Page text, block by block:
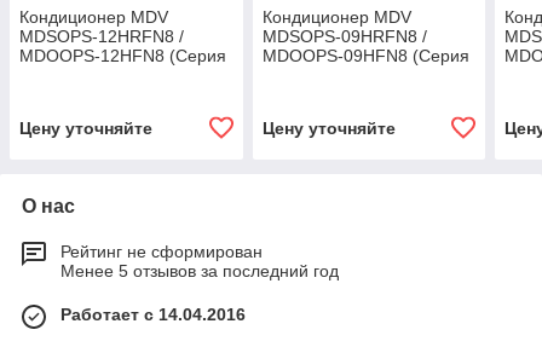
Кондиционер MDV
MDSOPS-12HRFN8 /
MDOOPS-12HFN8 (Серия
Цену уточняйте
Кондиционер MDV
MDSOPS-09HRFN8 /
MDOOPS-09HFN8 (Серия
Цену уточняйте
О нас
Рейтинг не сформирован
Менее 5 отзывов за последний год
Работает с 14.04.2016